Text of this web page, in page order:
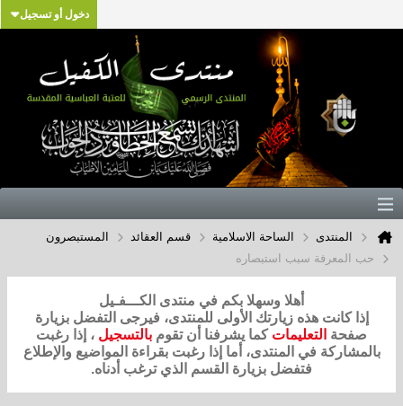
دخول أو تسجيل
المنتدى الساحة الاسلامية قسم العقائد
المستبصرون
حب المعرفة سبب استبصاره
أهلا وسهلا بكم في منتدى الكـــفـيل
إذا كانت هذه زيارتك الأولى للمنتدى، فيرجى التفضل بزيارة
صفحة التعليمات كما يشرفنا أن تقوم بالتسجيل ، إذا رغبت
بالمشاركة في المنتدى، أما إذا رغبت بقراءة المواضيع والإطلاع
فتفضل بزيارة القسم الذي ترغب أدناه.